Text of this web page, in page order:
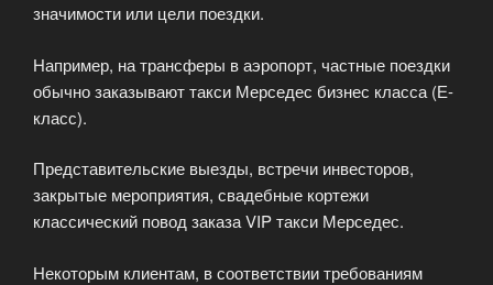
значимости или цели поездки.
Например, на трансферы в аэропорт, частные поездки
обычно заказывают такси Мерседес бизнес класса (Е-
класс).
Представительские выезды, встречи инвесторов,
закрытые мероприятия, свадебные кортежи
классический повод заказа VIP такси Мерседес.
Некоторым клиентам, в соответствии требованиям